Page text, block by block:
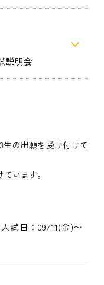
説明会
の出願を受け付けて
います。
試日：09/11(金)〜